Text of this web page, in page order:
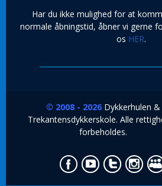
Har du ikke mulighed for at
normale åbningstid, åbner vi gerne
os HER.
© 2008 - 2026 Dykkerhulen &
Trekantensdykkerskole. Alle
forbeholdes.